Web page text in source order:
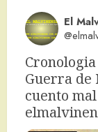
El
Guerra de